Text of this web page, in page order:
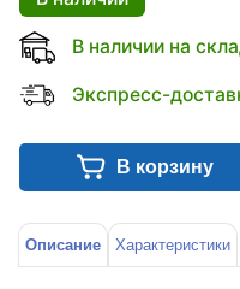
В наличии на
Экспресс-
В корзину
Описание Характеристики